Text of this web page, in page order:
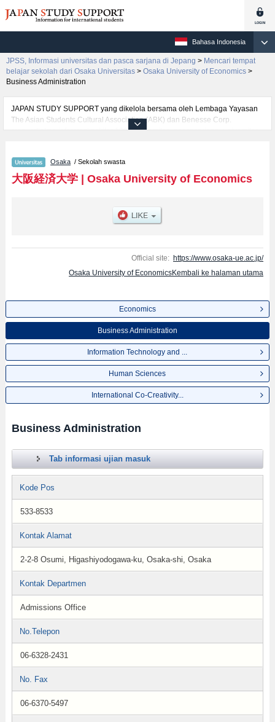
Bahasa Indonesia
JPSS, Informasi universitas dan pasca sarjana di Jepang > Mencari tempat
belajar sekolah dari Osaka Universitas > Osaka University of Economics >
Business Administration
JAPAN STUDY SUPPORT yang dikelola bersama oleh Lembaga Yayasan
The Asian Students Cultural Association (ABK) dan Benesse Corp.
menyediakan informasi sekitar 1300 universitas, pascasarjana, universitas
mencakup informasi per fakultas seperti Fakultas EconomicsatauFakultas
Business AdministrationatauFakultas Information Technology and Social
SciencesatauFakultas Human SciencesatauFakultas International Co-
mahasiswa(i) mancanegara seperti kuota untuk jumlah pendaftar dan
jumlah kelulusan ujian masuk mahasiswa(i) mancanegara, informasi
Osaka / Sekolah swasta
大阪経済大学| Osaka University of Economics
Official site: https://www.osaka-ue.ac.jp/
Osaka University of EconomicsKembali ke halaman utama
Economics
Business Administration
Information Technology and ...
Human Sciences
International Co-Creativity...
Business Administration
Tab informasi ujian masuk
Kode Pos
533-8533
Kontak Alamat
2-2-8 Osumi, Higashiyodogawa-ku, Osaka-shi, Osaka
Kontak Departmen
Admissions Office
No.Telepon
06-6328-2431
No. Fax
06-6370-5497